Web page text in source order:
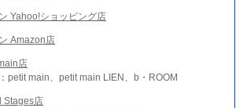
Yahoo!ショッピング店
Amazon店
店
petit main、petit main LIEN、b・ROOM
Stages店